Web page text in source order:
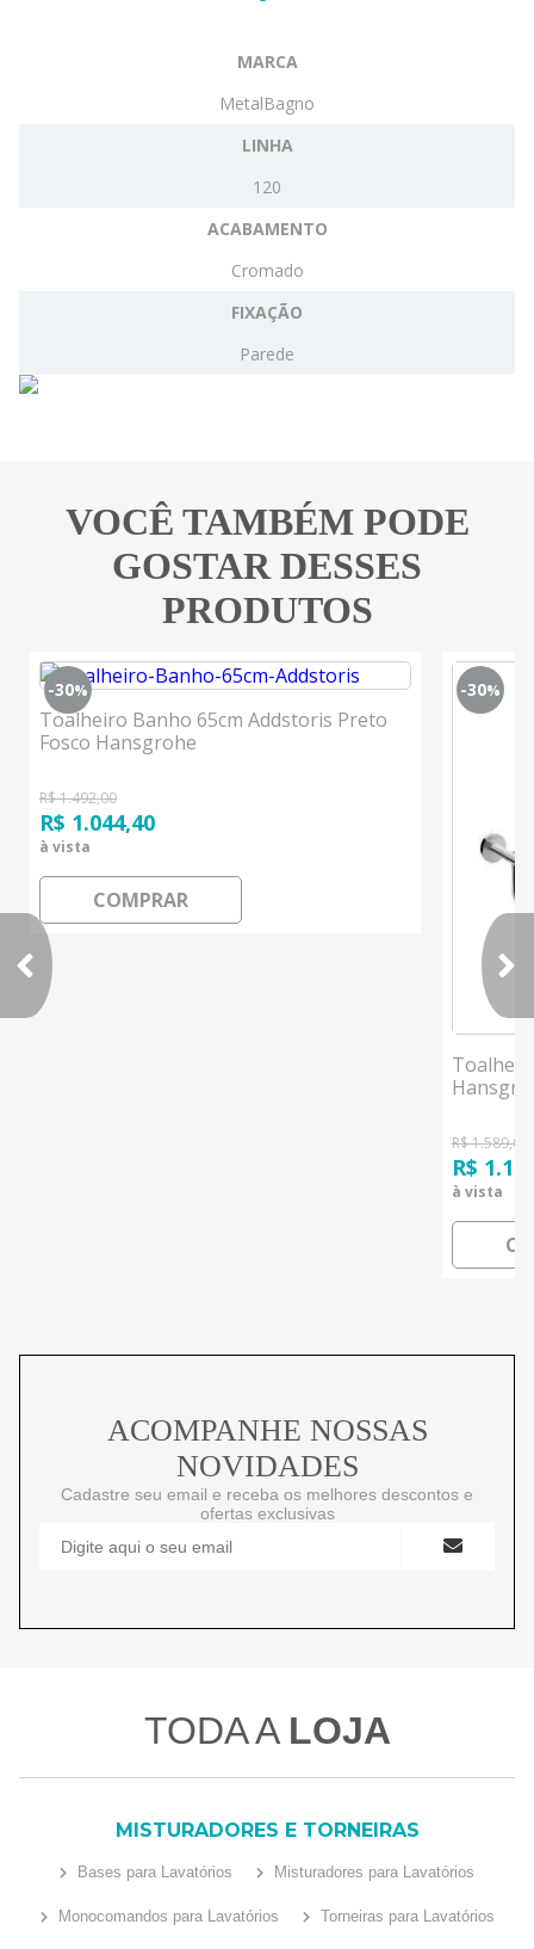
MARCA
MetalBagno
LINHA
120
ACABAMENTO
Cromado
FIXAÇÃO
Parede
VOCÊ TAMBÉM PODE
GOSTAR DESSES
PRODUTOS
-30%
Toalheiro Banho 65cm Addstoris Preto
Fosco Hansgrohe
R$ 1.492,00
R$ 1.044,40
à vista
COMPRAR
-30%
R$ 1.589,00
R$
à vista
ACOMPANHE NOSSAS
NOVIDADES
Cadastre seu email e receba os melhores descontos e
ofertas exclusivas
TODA A LOJA
MISTURADORES E TORNEIRAS
Bases para Lavatórios Misturadores para Lavatórios
Monocomandos para Lavatórios Torneiras para Lavatórios